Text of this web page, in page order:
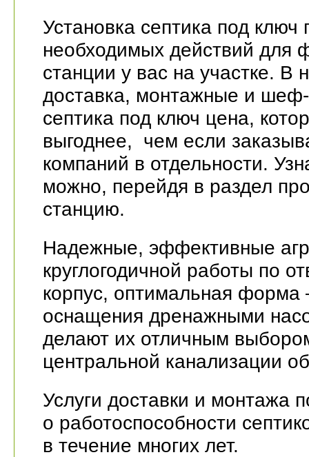
Установка септика под
необходимых действий для
станции у вас на участке. В
доставка, монтажные и
септика под ключ цена,
выгоднее, чем если
компаний в отдельности.
можно, перейдя в раздел
станцию.
Надежные, эффективные
круглогодичной работы по
корпус, оптимальная
оснащения дренажными
делают их отличным
центральной канализации
Услуги доставки и монтажа
о работоспособности
в течение многих лет.